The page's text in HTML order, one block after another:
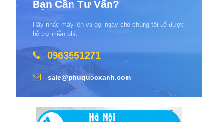
Bạn Cần Tư Vấn?
Hãy nhấc máy lên và gọi ngay cho chúng tôi để được
hỗ trợ miễn phí.
0963551271
sale@phuquocxanh.com